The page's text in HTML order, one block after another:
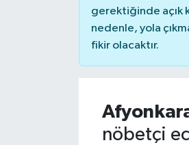
gerektiğinde açık
nedenle, yola
fikir olacaktır.
nöbetçi